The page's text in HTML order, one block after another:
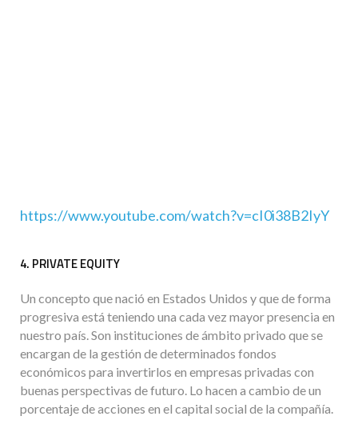
https://www.youtube.com/watch?v=cI0i38B2IyY
4. PRIVATE EQUITY
Un concepto que nació en Estados Unidos y que de forma
progresiva está teniendo una cada vez mayor presencia en
nuestro país. Son instituciones de ámbito privado que se
encargan de la gestión de determinados fondos
económicos para invertirlos en empresas privadas con
buenas perspectivas de futuro. Lo hacen a cambio de un
porcentaje de acciones en el capital social de la compañía.